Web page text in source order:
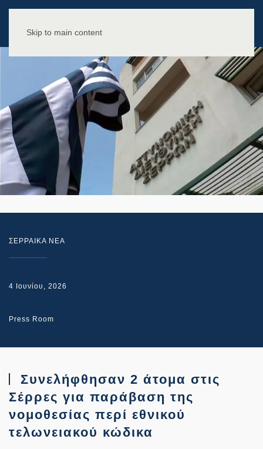
Skip to main content
ΣΕΡΡΑΙΚΑ ΝΕΑ
4 Ιουνίου, 2026
Press Room
Συνελήφθησαν 2 άτομα στις
Σέρρες για παράβαση της
νομοθεσίας περί εθνικού
τελωνειακού κώδικα